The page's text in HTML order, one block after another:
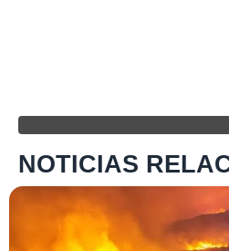
NOTICIAS